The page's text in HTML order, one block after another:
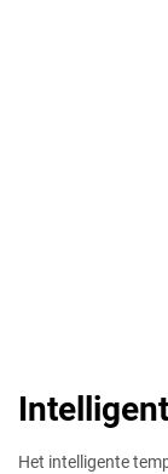
Het intelligente